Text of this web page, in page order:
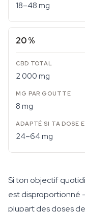
18–48 mg
20 %
2 000 mg
8 mg
24–64 mg
Si ton objectif
est disproportionné
plupart des doses